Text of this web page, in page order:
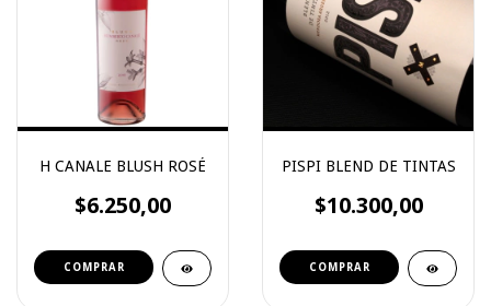
H CANALE BLUSH ROSÉ
$6.250,00
PISPI BLEND DE TINTAS
$10.300,00